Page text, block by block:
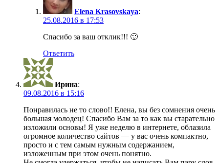
Elena Krasovskaya:
25.08.2016 в 17:53
Спасибо за ваш отклик!!! 🙂
Ответить
Ирина:
09.08.2016 в 15:16
Понравилась не то слово!! Елена, вы без сомнения очень
большая молодец! Спасибо Вам за то как вы старательно
изложили основы! Я уже неделю в интернете, облазила
огромное количество сайтов — у вас очень компактно,
просто и с тем самым нужным содержанием,
изложенным при этом очень понятно.